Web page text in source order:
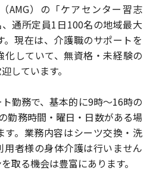
AMG）の「ケアセンター習志
通所定員1日100名の地域最大
。現在は、介護職のサポートを
化していて、無資格・未経験の
しています。
勤務で、基本的に9時～16時の
勤務時間・曜日・日数がある場
。 業務内容はシーツ交換・洗
者様の身体介護は行いません
取る機会は豊富にあります。